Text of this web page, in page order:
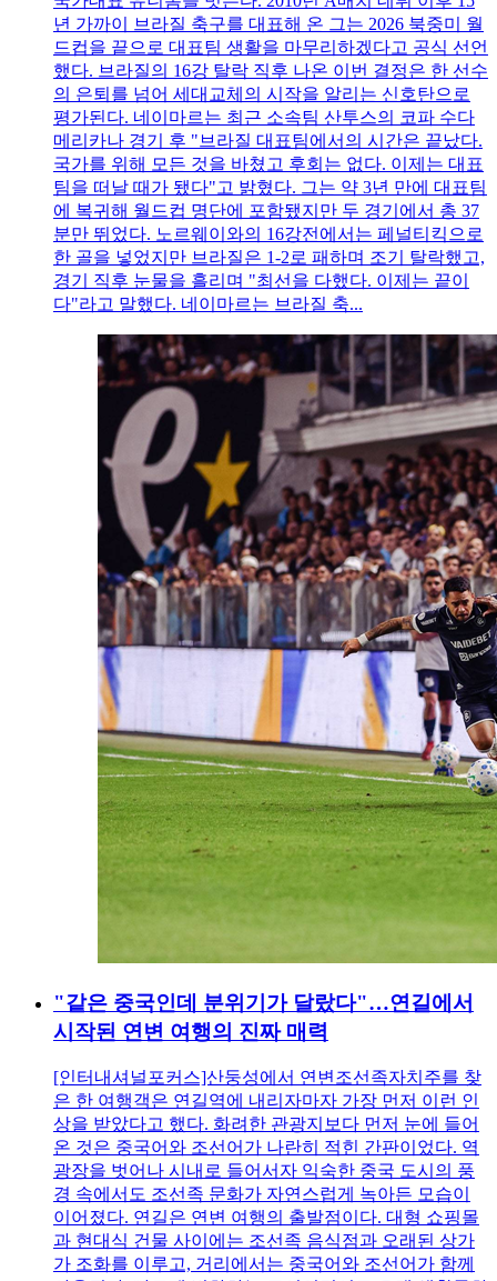
년 가까이 브라질 축구를 대표해 온 그는 2026 북중미 월
드컵을 끝으로 대표팀 생활을 마무리하겠다고 공식 선언
했다. 브라질의 16강 탈락 직후 나온 이번 결정은 한 선수
의 은퇴를 넘어 세대교체의 시작을 알리는 신호탄으로
평가된다. 네이마르는 최근 소속팀 산투스의 코파 수다
메리카나 경기 후 "브라질 대표팀에서의 시간은 끝났다.
국가를 위해 모든 것을 바쳤고 후회는 없다. 이제는 대표
팀을 떠날 때가 됐다"고 밝혔다. 그는 약 3년 만에 대표팀
에 복귀해 월드컵 명단에 포함됐지만 두 경기에서 총 37
분만 뛰었다. 노르웨이와의 16강전에서는 페널티킥으로
한 골을 넣었지만 브라질은 1-2로 패하며 조기 탈락했고,
경기 직후 눈물을 흘리며 "최선을 다했다. 이제는 끝이
다"라고 말했다. 네이마르는 브라질 축...
"같은 중국인데 분위기가 달랐다"…연길에서
시작된 연변 여행의 진짜 매력
[인터내셔널포커스]산둥성에서 연변조선족자치주를 찾
은 한 여행객은 연길역에 내리자마자 가장 먼저 이런 인
상을 받았다고 했다. 화려한 관광지보다 먼저 눈에 들어
온 것은 중국어와 조선어가 나란히 적힌 간판이었다. 역
광장을 벗어나 시내로 들어서자 익숙한 중국 도시의 풍
경 속에서도 조선족 문화가 자연스럽게 녹아든 모습이
이어졌다. 연길은 연변 여행의 출발점이다. 대형 쇼핑몰
과 현대식 건물 사이에는 조선족 음식점과 오래된 상가
가 조화를 이루고, 거리에서는 중국어와 조선어가 함께